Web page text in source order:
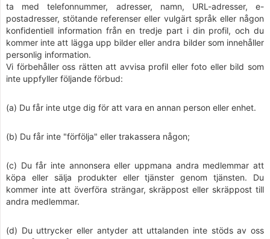
ta med telefonnummer, adresser, namn, URL-adresser, e-
postadresser, stötande referenser eller vulgärt språk eller någon
konfidentiell information från en tredje part i din profil, och du
kommer inte att lägga upp bilder eller andra bilder som innehåller
personlig information.
Vi förbehåller oss rätten att avvisa profil eller foto eller bild som
inte uppfyller följande förbud:
(a) Du får inte utge dig för att vara en annan person eller enhet.
(b) Du får inte "förfölja" eller trakassera någon;
(c) Du får inte annonsera eller uppmana andra medlemmar att
köpa eller sälja produkter eller tjänster genom tjänsten. Du
kommer inte att överföra strängar, skräppost eller skräppost till
andra medlemmar.
(d) Du uttrycker eller antyder att uttalanden inte stöds av oss